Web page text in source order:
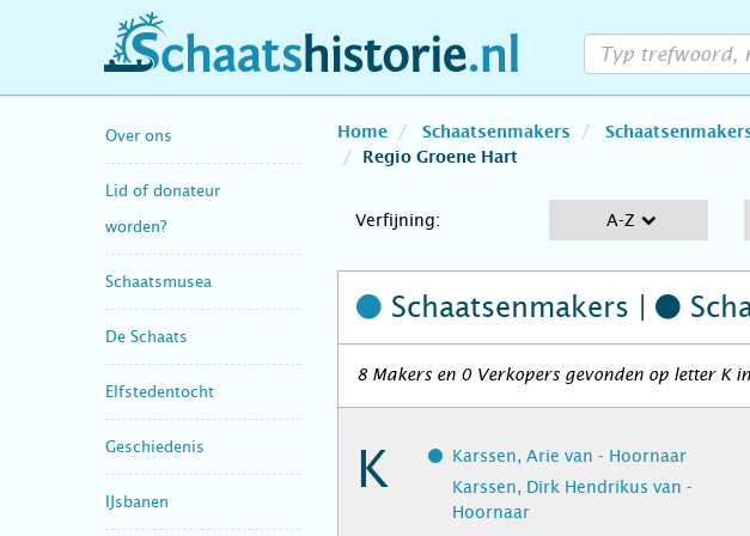
schaatshistorie.nl
Over ons
Lid of donateur
worden?
Schaatsmusea
De Schaats
Elfstedentocht
Geschiedenis
IJsbanen
Home Schaatsenmakers
Regio Groene Hart
Verfijning: A-Z
Schaatsenmakers |
8 Makers en 0 Verkopers gevonden op letter K
K
Karssen, Arie van - Hoornaar
Karssen, Dirk Hendrikus van -
Hoornaar